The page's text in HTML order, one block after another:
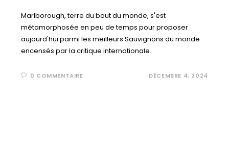
Marlborough, terre du bout du monde, s'est
métamorphosée en peu de temps pour proposer
aujourd'hui parmi les meilleurs Sauvignons du monde
encensés par la critique internationale.
0 COMMENTAIRE DÉCEMBRE 4, 2024